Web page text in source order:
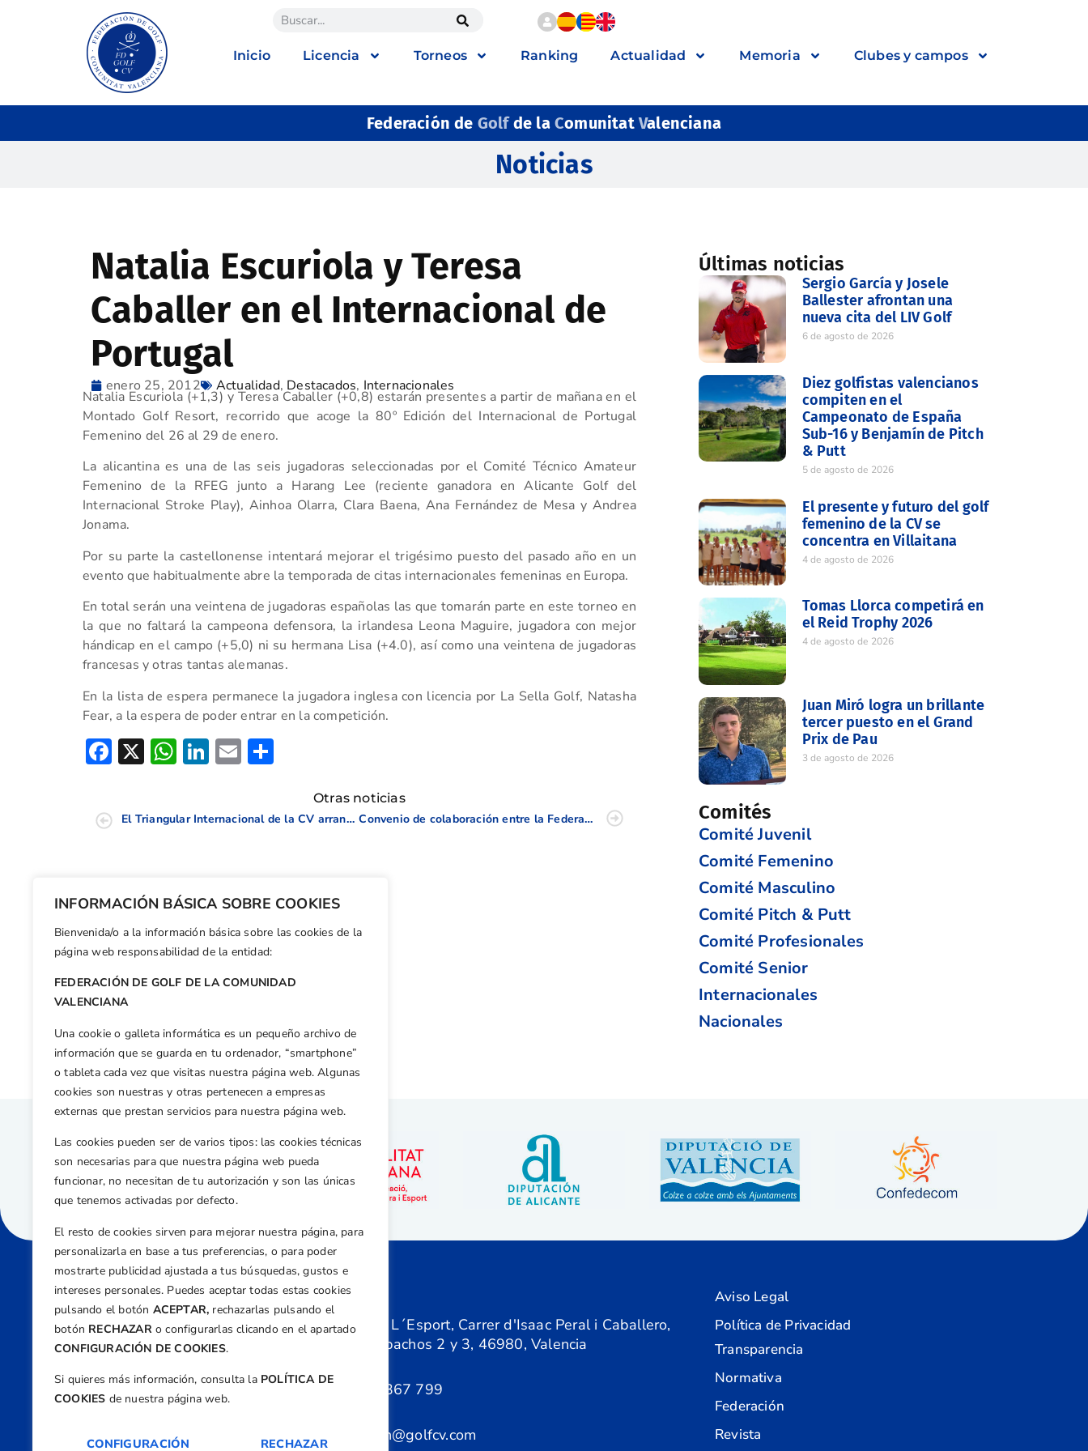
INFORMACIÓN BÁSICA SOBRE COOKIES
Bienvenida/o a la información básica sobre las cookies de la
página web responsabilidad de la entidad:
FEDERACIÓN DE GOLF DE LA COMUNIDAD
VALENCIANA
Una cookie o galleta informática es un pequeño archivo de
información que se guarda en tu ordenador, “smartphone”
o tableta cada vez que visitas nuestra página web. Algunas
cookies son nuestras y otras pertenecen a empresas
externas que prestan servicios para nuestra página web.
Las cookies pueden ser de varios tipos: las cookies técnicas
son necesarias para que nuestra página web pueda
funcionar, no necesitan de tu autorización y son las únicas
que tenemos activadas por defecto.
El resto de cookies sirven para mejorar nuestra página, para
personalizarla en base a tus preferencias, o para poder
mostrarte publicidad ajustada a tus búsquedas, gustos e
intereses personales. Puedes aceptar todas estas cookies
pulsando el botón ACEPTAR, rechazarlas pulsando el
botón RECHAZARo configurarlas clicando en el apartado
CONFIGURACIÓN DE COOKIES.
Si quieres más información, consulta la POLÍTICA DE
COOKIES de nuestra página web.
CONFIGURACIÓN RECHAZAR
Inicio Licencia Torneos Ranking Actualidad Memoria Clubes y campos
Federación de Golfde la ComunitatValenciana
Noticias
Natalia Escuriola y Teresa
Caballer en el Internacional de
Portugal
enero 25, 2012 Actualidad, Destacados, Internacionales
Natalia Escuriola (+1,3) y Teresa Caballer (+0,8) estarán presentes a partir de mañana en el
Montado Golf Resort, recorrido que acoge la 80º Edición del Internacional de Portugal
Femenino del 26 al 29 de enero.
La alicantina es una de las seis jugadoras seleccionadas por el Comité Técnico Amateur
Femenino de la RFEG junto a Harang Lee (reciente ganadora en Alicante Golf del
Internacional Stroke Play), Ainhoa Olarra, Clara Baena, Ana Fernández de Mesa y Andrea
Jonama.
Por su parte la castellonense intentará mejorar el trigésimo puesto del pasado año en un
evento que habitualmente abre la temporada de citas internacionales femeninas en Europa.
En total serán una veintena de jugadoras españolas las que tomarán parte en este torneo en
la que no faltará la campeona defensora, la irlandesa Leona Maguire, jugadora con mejor
hándicap en el campo (+5,0) ni su hermana Lisa (+4.0), así como una veintena de jugadoras
francesas y otras tantas alemanas.
En la lista de espera permanece la jugadora inglesa con licencia por La Sella Golf, Natasha
Fear, a la espera de poder entrar en la competición.
Facebook
X WhatsApp
LinkedIn
Email
Otras noticias
El Triangular Internacional de la CV arranca en La Sella
Convenio de colaboración entre la Federación de Golf de la Comunidad Valenciana y Centauro rent a car
Últimas noticias
Sergio García y Josele
Ballester afrontan una
nueva cita del LIV Golf
6 de agosto de 2026
Diez golfistas valencianos
compiten en el
Campeonato de España
Sub-16 y Benjamín de Pitch
& Putt
5 de agosto de 2026
El presente y futuro del golf
femenino de la CV se
concentra en Villaitana
4 de agosto de 2026
Tomas Llorca competirá en
el Reid Trophy 2026
4 de agosto de 2026
Juan Miró logra un brillante
tercer puesto en el Grand
Prix de Pau
3 de agosto de 2026
Comités
Comité Juvenil
Comité Femenino
Comité Masculino
Comité Pitch & Putt
Comité Profesionales
Comité Senior
Internacionales
Nacionales
Centre de L´Esport, Carrer d'Isaac Peral i Caballero,
Nº 5, Despachos 2 y 3, 46980, Valencia
+34 961 367 799
federacion@golfcv.com
Aviso Legal
Política de Privacidad
Transparencia
Normativa
Federación
Revista